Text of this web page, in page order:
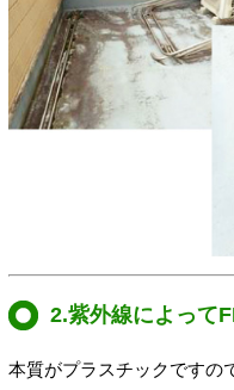
2.紫外線によって
本質がプラスチックですの